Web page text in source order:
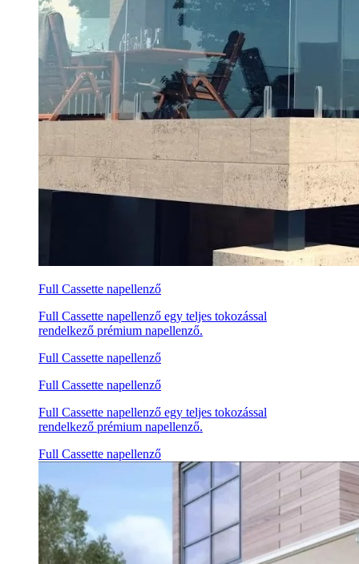
Full Cassette napellenző
Full Cassette napellenző egy teljes tokozással
rendelkező prémium napellenző.
Full Cassette napellenző
Full Cassette napellenző
Full Cassette napellenző egy teljes tokozással
rendelkező prémium napellenző.
Full Cassette napellenző